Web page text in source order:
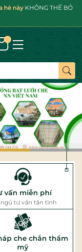
hè này KHÔNG THỂ BỎ
vấn miễn phí
tư vấn tận tình
che chắn thẩm
mỹ